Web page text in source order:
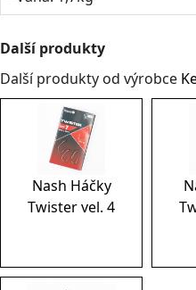
Další produkty
Další produkty od výrobce
Nash Háčky
Twister vel. 4